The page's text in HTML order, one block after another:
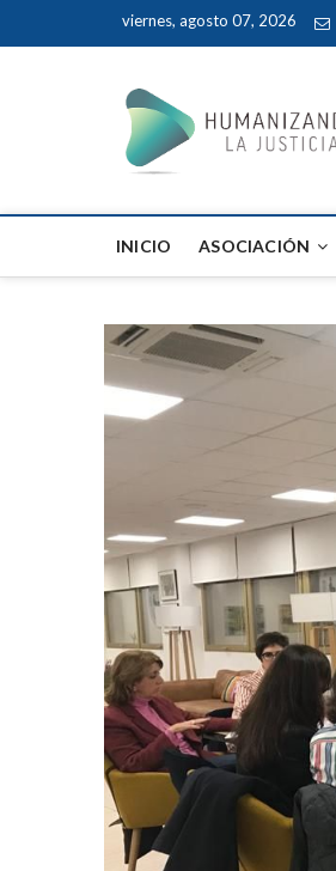
viernes, agosto 07, 2026
INICIO ASOCIACIÓN